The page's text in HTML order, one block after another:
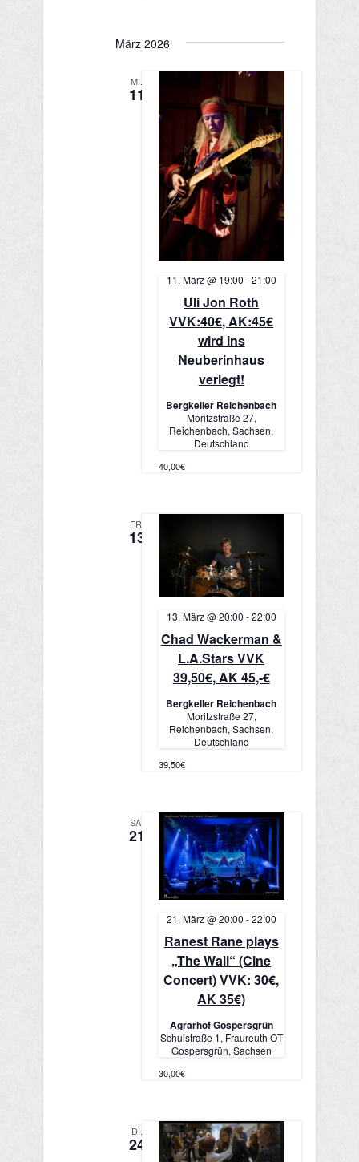
S
u
c
h
e
u
n
d
A
n
s
h
t
e
n
,
N
a
v
a
t
i
o
n
s
i
h
t
e
n
-
N
a
i
t
i
März 2026
MI.
11
Uli Jon Roth
VVK:40€, AK:45€
wird ins
Neuberinhaus
verlegt!
11. März @ 19:00 -21:00
Bergkeller Reichenbach
Moritzstraße 27,
Reichenbach, Sachsen,
Deutschland
40,00€
FR.
13
Chad Wackerman &
L.A.Stars VVK
39,50€, AK 45,-€
13. März @ 20:00 -22:00
Bergkeller Reichenbach
Moritzstraße 27,
Reichenbach, Sachsen,
Deutschland
39,50€
SA.
21
Ranest Rane plays
„The Wall“ (Cine
Concert) VVK: 30€,
AK 35€)
21. März @ 20:00 -22:00
Agrarhof Gospersgrün
Schulstraße 1, Fraureuth OT
Gospersgrün, Sachsen
30,00€
DI.
24